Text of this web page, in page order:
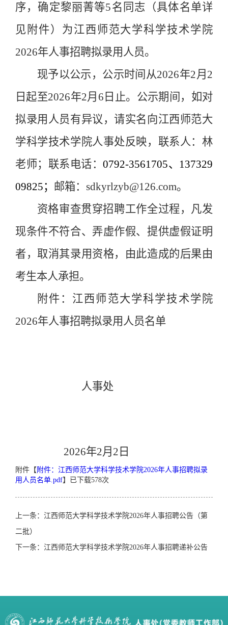
序，确定黎丽菁等5名同志（具体名单详
见附件）为江西师范大学科学技术学院
2026年人事招聘拟录用人员。
现予以公示，公示时间从2026年2月 2
日起至2026年2月 6 日止。公示期间，如对
拟录用人员有异议，请实名向江西师范大
学科学技术学院人事处反映，联系人：林
老师；联系电话： 0792-3561705、 137329
09825； 邮箱： sdkyrlzyb@126.com。
资格审查贯穿招聘工作全过程，凡发
现条件不符合、弄虚作假、提供虚假证明
者，取消其录用资格，由此造成的后果由
考生本人承担。
附件：江西师范大学科学技术学院
2026年人事招聘拟录用人员名单
人事处
2026年2月 2 日
附件【 附件：江西师范大学科学技术学院2026年人事招聘拟录
用人员名单.pdf】已下载578次
上一条：江西师范大学科学技术学院2026年人事招聘公告（第
二批）
下一条：江西师范大学科学技术学院2026年人事招聘递补公告